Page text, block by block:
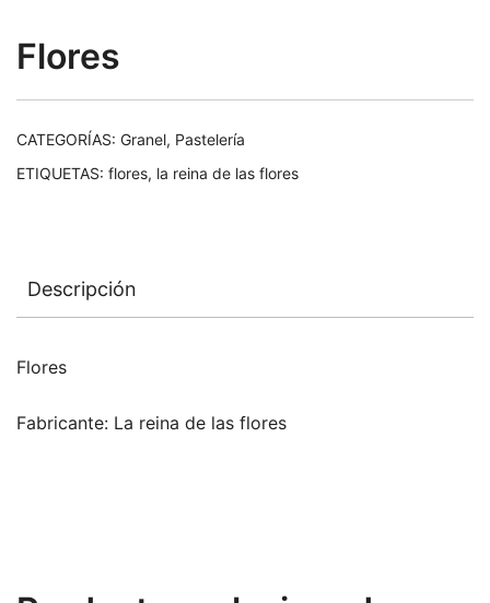
Flores
CATEGORÍAS: Granel, Pastelería
ETIQUETAS: flores, la reina de las flores
Descripción
Flores
Fabricante: La reina de las flores